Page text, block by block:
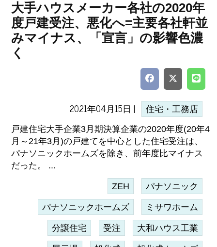
大手ハウスメーカー各社の2020年
度戸建受注、悪化へ=主要各社軒並
みマイナス、「宣言」の影響色濃
く
2021年04月15日 | 住宅・工務店
戸建住宅大手企業3月期決算企業の2020年度(20年4
月～21年3月)の戸建てを中心とした住宅受注は、
パナソニックホームズを除き、前年度比マイナス
だった。 ...
ZEH パナソニック
パナソニックホームズ ミサワホーム
分譲住宅 受注 大和ハウス工業